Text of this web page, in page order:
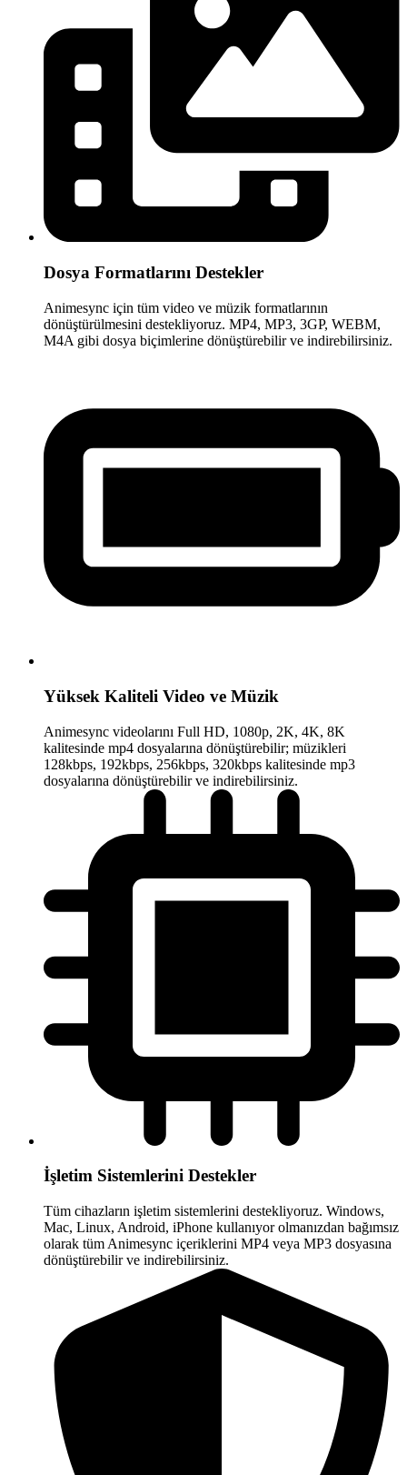
Dosya Formatlarını Destekler
Animesync için tüm video ve müzik formatlarının
dönüştürülmesini destekliyoruz. MP4, MP3, 3GP, WEBM,
M4A gibi dosya biçimlerine dönüştürebilir ve indirebilirsiniz.
Yüksek Kaliteli Video ve Müzik
Animesync videolarını Full HD, 1080p, 2K, 4K, 8K
kalitesinde mp4 dosyalarına dönüştürebilir; müzikleri
128kbps, 192kbps, 256kbps, 320kbps kalitesinde mp3
dosyalarına dönüştürebilir ve indirebilirsiniz.
İşletim Sistemlerini Destekler
Tüm cihazların işletim sistemlerini destekliyoruz. Windows,
Mac, Linux, Android, iPhone kullanıyor olmanızdan bağımsız
olarak tüm Animesync içeriklerini MP4 veya MP3 dosyasına
dönüştürebilir ve indirebilirsiniz.